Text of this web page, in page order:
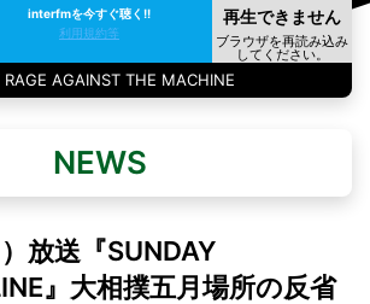
interfmを今すぐ聴く!!
利用規約等
AGAINST THE MACHINE
NEWS
放送『SUNDAY
』大相撲五月場所の反省